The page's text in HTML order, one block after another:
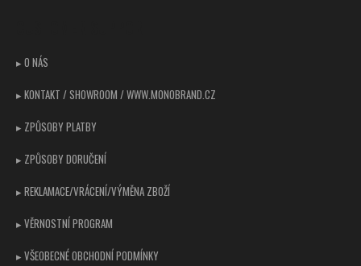
▸ O NÁS
▸ KONTAKT / SHOWROOM / WWW.MONOBRAND.CZ
▸ ZPŮSOBY PLATBY
▸ ZPŮSOBY DORUČENÍ
▸ REKLAMACE/VRÁCENÍ/VÝMĚNA ZBOŽÍ
▸ VĚRNOSTNÍ PROGRAM
▸ VŠEOBECNÉ OBCHODNÍ PODMÍNKY